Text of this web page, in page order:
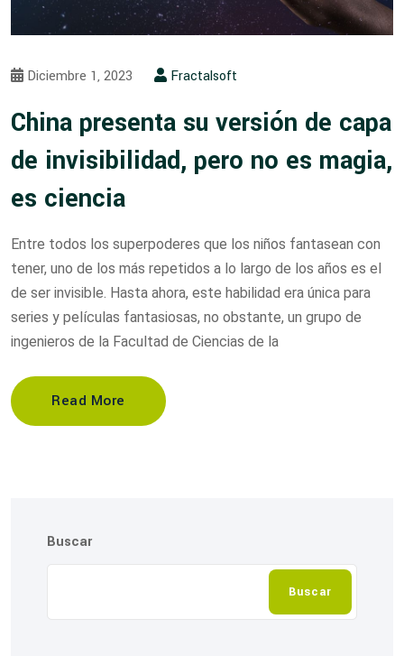
Diciembre 1, 2023 Fractalsoft
China presenta su versión de capa
de invisibilidad, pero no es magia,
es ciencia
Entre todos los superpoderes que los niños fantasean con
tener, uno de los más repetidos a lo largo de los años es el
de ser invisible. Hasta ahora, este habilidad era única para
series y películas fantasiosas, no obstante, un grupo de
ingenieros de la Facultad de Ciencias de la
Read More
Buscar
Buscar